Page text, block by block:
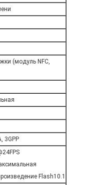
(модуль NFC,
3GPP
Flash10.1